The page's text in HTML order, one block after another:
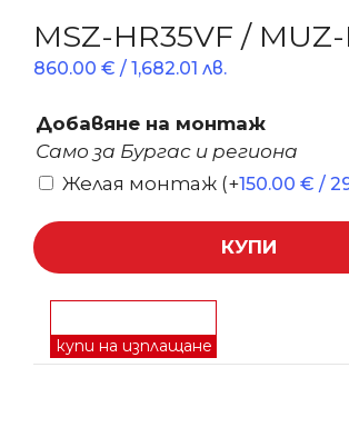
MSZ-HR35VF /
860.00 € / 1,682.01 лв.
Добавяне на монтаж
Само за Бургас и региона
Желая монтаж (+150.00 € /
КУПИ
купи на изплащане